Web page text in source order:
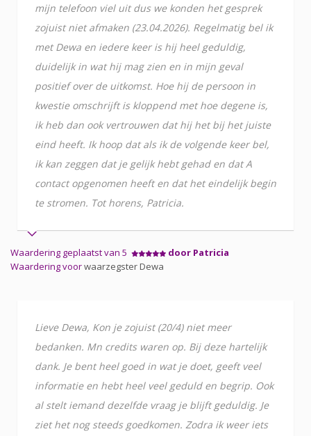
mijn telefoon viel uit dus we konden het gesprek
zojuist niet afmaken (23.04.2026). Regelmatig bel ik
met Dewa en iedere keer is hij heel geduldig,
duidelijk in wat hij mag zien en in mijn geval
positief over de uitkomst. Hoe hij de persoon in
kwestie omschrijft is kloppend met hoe degene is,
ik heb dan ook vertrouwen dat hij het bij het juiste
eind heeft. Ik hoop dat als ik de volgende keer bel,
ik kan zeggen dat je gelijk hebt gehad en dat A
contact opgenomen heeft en dat het eindelijk begin
te stromen. Tot horens, Patricia.
Waardering geplaatst van 5
door Patricia
Waardering voorwaarzegster Dewa
Lieve Dewa, Kon je zojuist (20/4) niet meer
bedanken. Mn credits waren op. Bij deze hartelijk
dank. Je bent heel goed in wat je doet, geeft veel
informatie en hebt heel veel geduld en begrip. Ook
al stelt iemand dezelfde vraag je blijft geduldig. Je
ziet het nog steeds goedkomen. Zodra ik weer iets